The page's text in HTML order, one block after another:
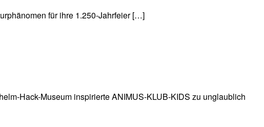
für ihre 1.250-Jahrfeier […]
Hack-Museum inspirierte ANIMUS-KLUB-KIDS zu unglaublich